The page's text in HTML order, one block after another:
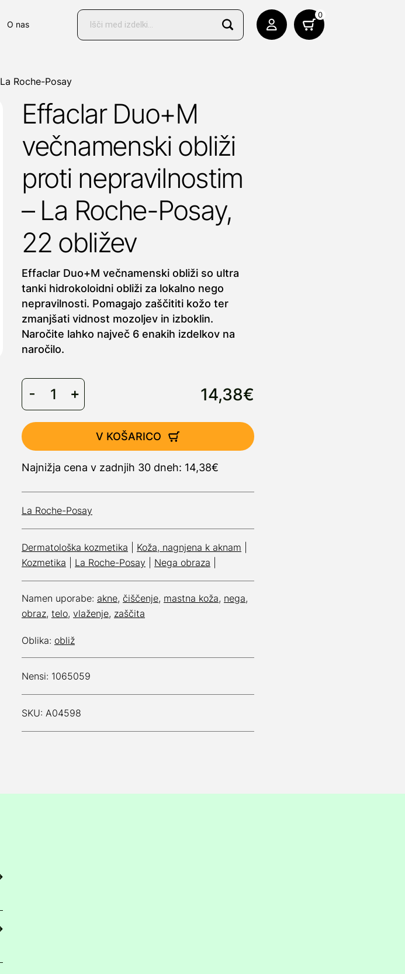
O nas
Products
search
0
La Roche-Posay
Effaclar Duo+M
večnamenski obliži
proti nepravilnostim
– La Roche-Posay,
22 obližev
Effaclar Duo+M večnamenski obliži so ultra
tanki hidrokoloidni obliži za lokalno nego
nepravilnosti. Pomagajo zaščititi kožo ter
zmanjšati vidnost mozoljev in izboklin.
Naročite lahko največ 6 enakih izdelkov na
naročilo.
14,38€
V KOŠARICO
Najnižja cena v zadnjih 30 dneh: 14,38€
La Roche-Posay
Dermatološka kozmetika Koža, nagnjena k aknam
Kozmetika
La Roche-Posay Nega obraza
Namen uporabe: akne, čiščenje, mastna koža, nega,
obraz, telo, vlaženje, zaščita
Oblika: obliž
Nensi: 1065059
SKU: A04598